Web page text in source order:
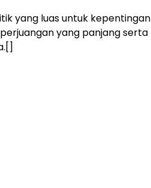
yang luas untuk kepentingan
yang panjang serta